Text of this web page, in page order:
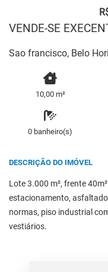
VENDE-SE
Sao francisco, Belo
10,00 m²
0 banheiro(s)
DESCRIÇÃO DO IMÓVEL
Lote 3.000 m², frente
estacionamento,
normas, piso industrial
vestiários.